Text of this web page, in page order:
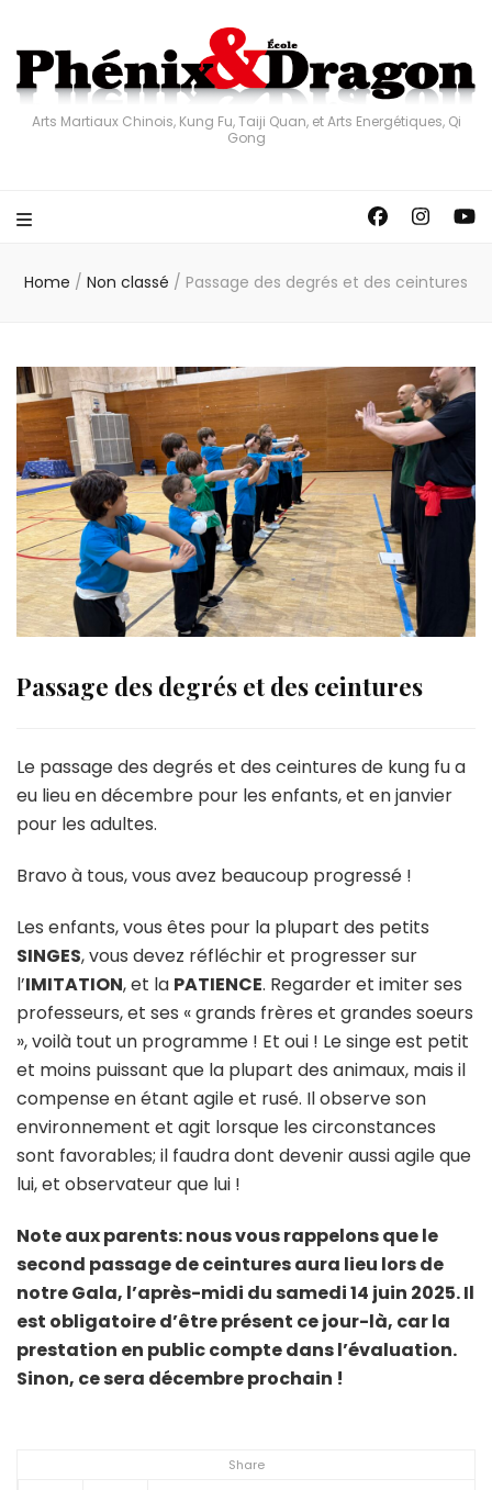
Arts Martiaux Chinois, Kung Fu, Taiji Quan, et Arts Energétiques, Qi
Gong
Home / Non classé / Passage des degrés et des ceintures
Passage des degrés et des ceintures
Share
Le passage des degrés et des ceintures de kung fu a
eu lieu en décembre pour les enfants, et en janvier
pour les adultes.
Bravo à tous, vous avez beaucoup progressé !
Les enfants, vous êtes pour la plupart des petits
SINGES, vous devez réfléchir et progresser sur
l’IMITATION, et la PATIENCE. Regarder et imiter ses
professeurs, et ses « grands frères et grandes soeurs
», voilà tout un programme ! Et oui ! Le singe est petit
et moins puissant que la plupart des animaux, mais il
compense en étant agile et rusé. Il observe son
environnement et agit lorsque les circonstances
sont favorables; il faudra dont devenir aussi agile que
lui, et observateur que lui !
Note aux parents: nous vous rappelons que le
second passage de ceintures aura lieu lors de
notre Gala, l’après-midi du samedi 14 juin 2025. Il
est obligatoire d’être présent ce jour-là, car la
prestation en public compte dans l’évaluation.
Sinon, ce sera décembre prochain !